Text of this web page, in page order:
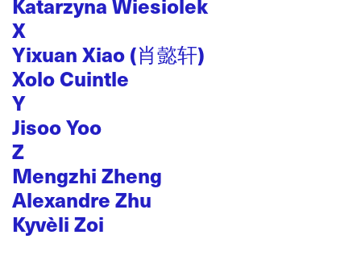
X
Yixuan Xiao (肖懿轩)
Xolo Cuintle
Y
Jisoo Yoo
Z
Mengzhi Zheng
Alexandre Zhu
Kyvèli Zoi